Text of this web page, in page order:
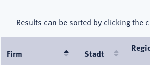
Results can be sorted by clicking the
Firm
Absteigend
Stadt